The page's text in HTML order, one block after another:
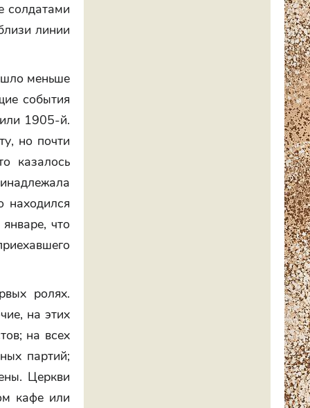
солдатами
линии
меньше
события
1905-й.
но почти
казалось
находился
что
ролях.
на этих
на всех
партий;
Церкви
кафе или